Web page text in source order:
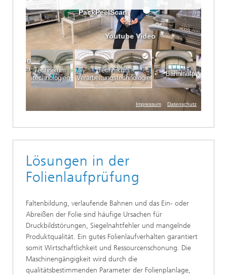
Lösungen in der
Folienlaufprüfung
Faltenbildung, verlaufende Bahnen und das Ein- oder
Abreißen der Folie sind häufige Ursachen für
Druckbildstörungen, Siegelnahtfehler und mangelnde
Produktqualität. Ein gutes Folienlaufverhalten garantiert
somit Wirtschaftlichkeit und Ressourcenschonung. Die
Maschinengängigkeit wird durch die
qualitätsbestimmenden Parameter der Folienplanlage,